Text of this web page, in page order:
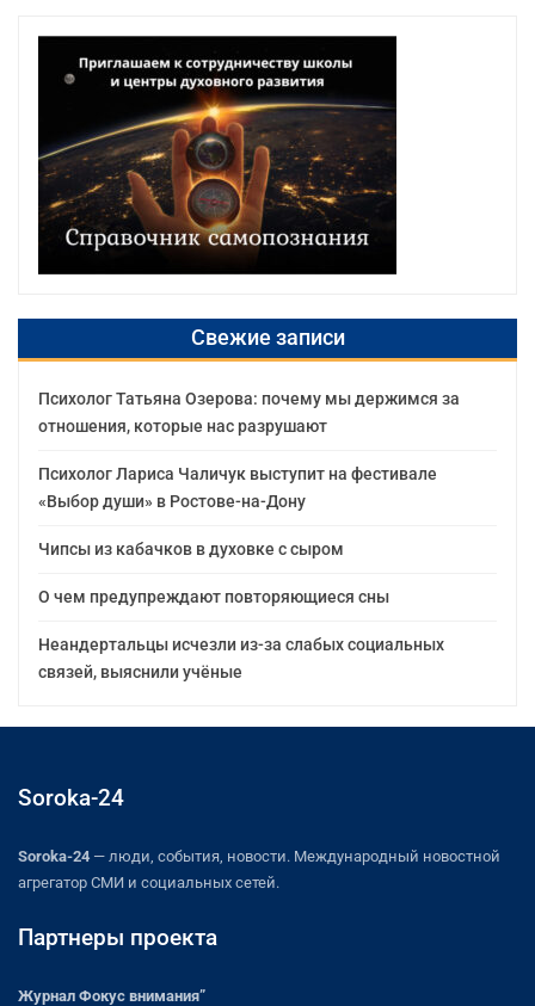
Свежие записи
Психолог Татьяна Озерова: почему мы держимся за
отношения, которые нас разрушают
Психолог Лариса Чаличук выступит на фестивале
«Выбор души» в Ростове-на-Дону
Чипсы из кабачков в духовке с сыром
О чем предупреждают повторяющиеся сны
Неандертальцы исчезли из-за слабых социальных
связей, выяснили учёные
Soroka-24
Soroka-24 — люди, события, новости. Международный новостной
агрегатор СМИ и социальных сетей.
Партнеры проекта
Журнал Фокус внимания”